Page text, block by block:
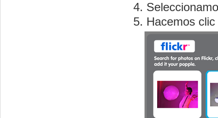
Hacemos clic